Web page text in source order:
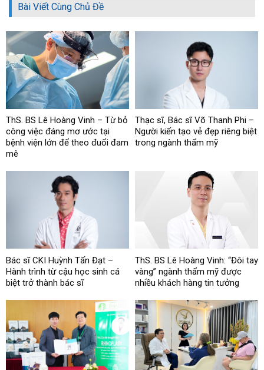
Bài Viết Cùng Chủ Đề
ThS. BS Lê Hoàng Vinh – Từ bỏ
công việc đáng mơ ước tại
bệnh viện lớn để theo đuổi đam
mê
Thạc sĩ, Bác sĩ Võ Thanh Phi –
Người kiến tạo vẻ đẹp riêng biệt
trong ngành thẩm mỹ
Bác sĩ CKI Huỳnh Tấn Đạt –
Hành trình từ cậu học sinh cá
biệt trở thành bác sĩ
ThS. BS Lê Hoàng Vinh: “Đôi tay
vàng” ngành thẩm mỹ được
nhiều khách hàng tin tưởng